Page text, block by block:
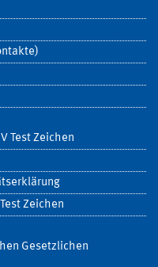
Test Zeichen
Zeichen
Gesetzlichen